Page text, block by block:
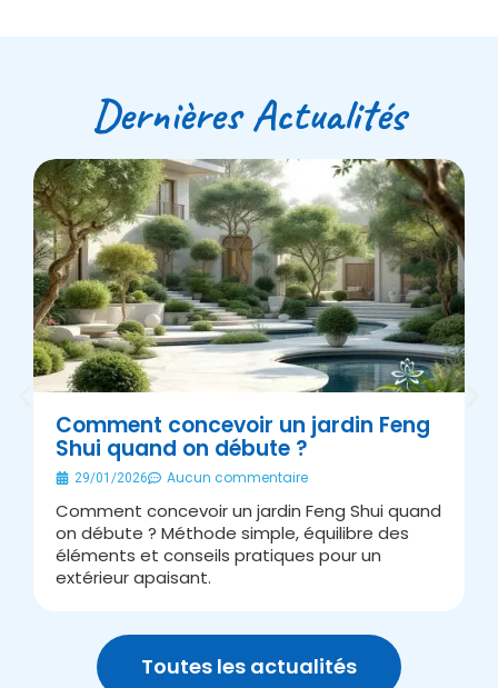
Dernières Actualités
Comment concevoir un jardin Feng
Shui quand on débute ?
29/01/2026 Aucun commentaire
Comment concevoir un jardin Feng Shui quand
on débute ? Méthode simple, équilibre des
éléments et conseils pratiques pour un
extérieur apaisant.
Toutes les actualités